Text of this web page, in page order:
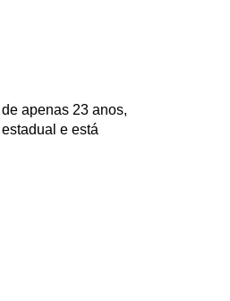
apenas 23 anos,
e está